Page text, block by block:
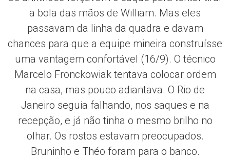
a bola das mãos de William. Mas eles
passavam da linha da quadra e davam
chances para que a equipe mineira construísse
uma vantagem confortável (16/9). O técnico
Marcelo Fronckowiak tentava colocar ordem
na casa, mas pouco adiantava. O Rio de
Janeiro seguia falhando, nos saques e na
recepção, e já não tinha o mesmo brilho no
olhar. Os rostos estavam preocupados.
Bruninho e Théo foram para o banco.